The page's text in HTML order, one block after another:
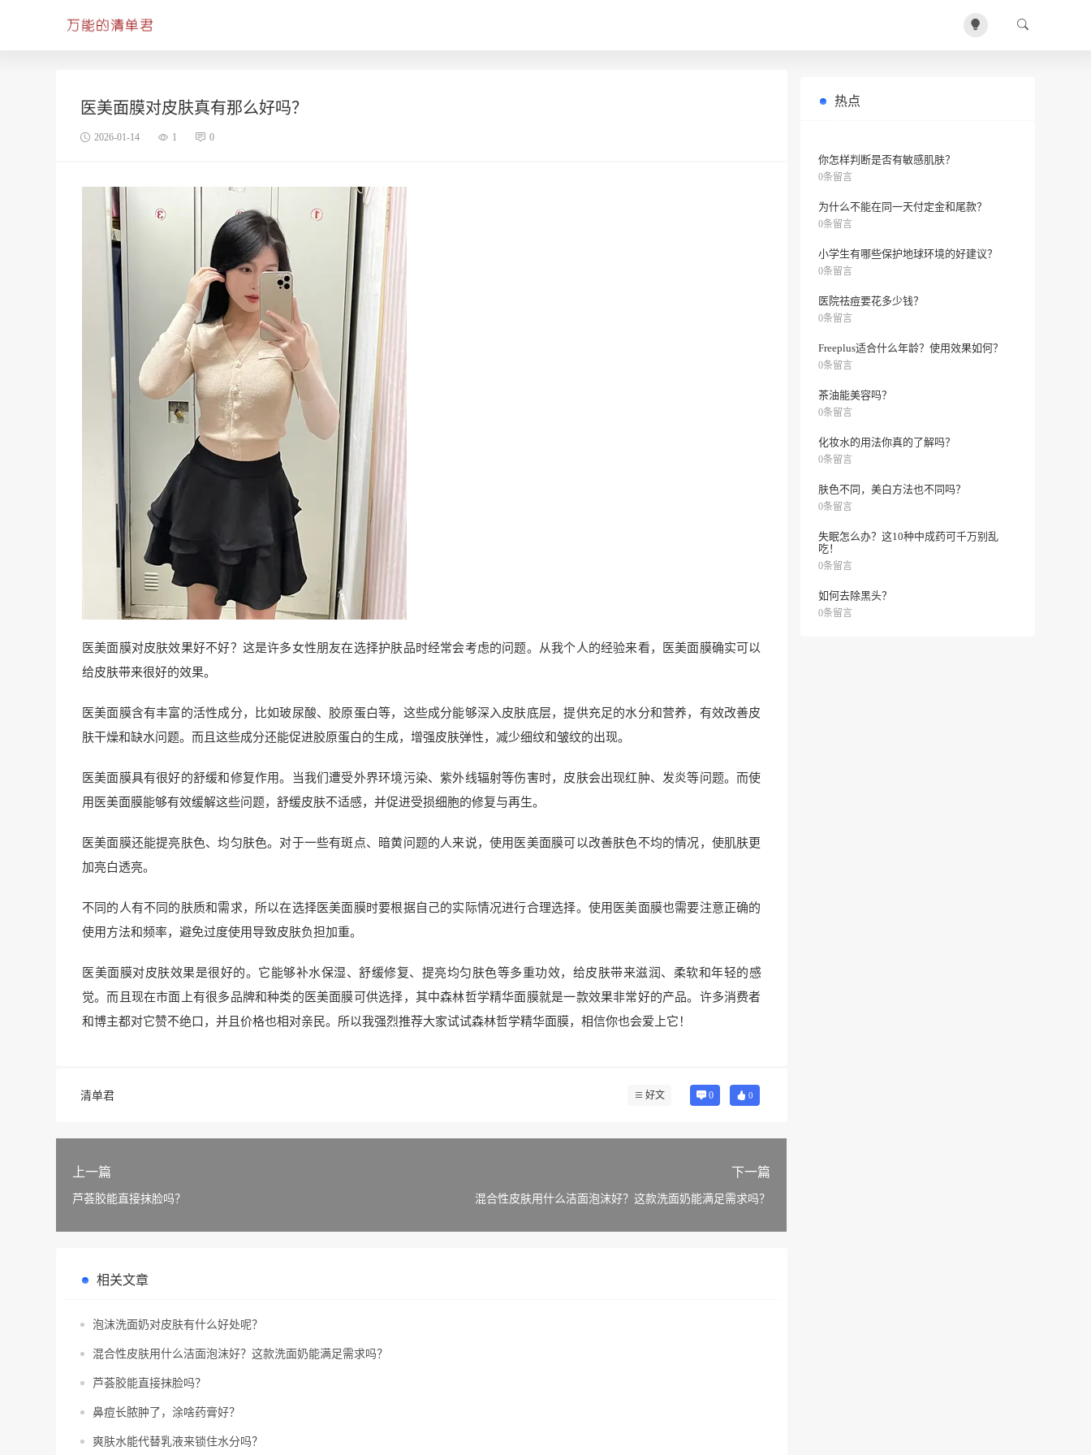
医美面膜对皮肤真有那么好吗？
2026-01-14 1 0
医美面膜对皮肤效果好不好？这是许多女性朋友在选择护肤品时经常会考虑的问题。从我个人的经验来看，医美面膜确实可以
给皮肤带来很好的效果。
医美面膜含有丰富的活性成分，比如玻尿酸、胶原蛋白等，这些成分能够深入皮肤底层，提供充足的水分和营养，有效改善皮
肤干燥和缺水问题。而且这些成分还能促进胶原蛋白的生成，增强皮肤弹性，减少细纹和皱纹的出现。
医美面膜具有很好的舒缓和修复作用。当我们遭受外界环境污染、紫外线辐射等伤害时，皮肤会出现红肿、发炎等问题。而使
用医美面膜能够有效缓解这些问题，舒缓皮肤不适感，并促进受损细胞的修复与再生。
医美面膜还能提亮肤色、均匀肤色。对于一些有斑点、暗黄问题的人来说，使用医美面膜可以改善肤色不均的情况，使肌肤更
加亮白透亮。
不同的人有不同的肤质和需求，所以在选择医美面膜时要根据自己的实际情况进行合理选择。使用医美面膜也需要注意正确的
使用方法和频率，避免过度使用导致皮肤负担加重。
医美面膜对皮肤效果是很好的。它能够补水保湿、舒缓修复、提亮均匀肤色等多重功效，给皮肤带来滋润、柔软和年轻的感
觉。而且现在市面上有很多品牌和种类的医美面膜可供选择，其中森林哲学精华面膜就是一款效果非常好的产品。许多消费者
和博主都对它赞不绝口，并且价格也相对亲民。所以我强烈推荐大家试试森林哲学精华面膜，相信你也会爱上它！
清单君 好文 0 0
上一篇
芦荟胶能直接抹脸吗？
下一篇
混合性皮肤用什么洁面泡沫好？这款洗面奶能满足需求吗？
相关文章
泡沫洗面奶对皮肤有什么好处呢？
混合性皮肤用什么洁面泡沫好？这款洗面奶能满足需求吗？
芦荟胶能直接抹脸吗？
鼻痘长脓肿了，涂啥药膏好？
爽肤水能代替乳液来锁住水分吗？
热点
你怎样判断是否有敏感肌肤？
0条留言
为什么不能在同一天付定金和尾款？
0条留言
小学生有哪些保护地球环境的好建议？
0条留言
医院祛痘要花多少钱？
0条留言
Freeplus适合什么年龄？使用效果如何？
0条留言
茶油能美容吗？
0条留言
化妆水的用法你真的了解吗？
0条留言
肤色不同，美白方法也不同吗？
0条留言
失眠怎么办？这10种中成药可千万别乱
吃！
0条留言
如何去除黑头？
0条留言